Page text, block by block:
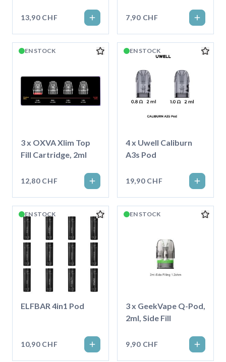
13,90 CHF 7,90 CHF
EN STOCK
3 x OXVA Xlim Top
Fill Cartridge, 2ml
12,80 CHF
EN STOCK
4 x Uwell Caliburn
A3s Pod
19,90 CHF
EN STOCK
ELFBAR 4in1 Pod
10,90 CHF
EN STOCK
3 x GeekVape Q-Pod,
2ml, Side Fill
9,90 CHF